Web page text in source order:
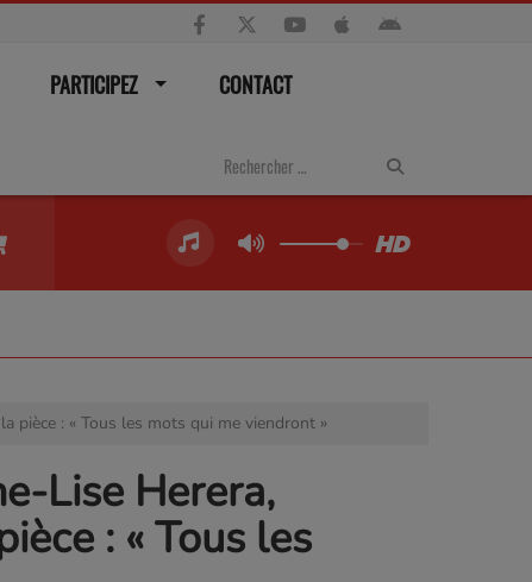
PARTICIPEZ CONTACT
pièce : « Tous les mots qui me viendront »
Lise Herera,
: « Tous les